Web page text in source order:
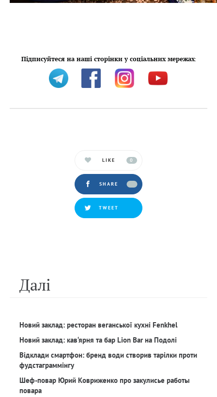
Підписуйтеся на наші сторінки у соціальних мережах:
LIKE 0
SHARE
TWEET
Далi
Новий заклад: ресторан веганської кухні Fenkhel
Новий заклад: кав‘ярня та бар Lion Bar на Подолі
Відклади смартфон: бренд води створив тарілки проти
фудстаграммінгу
Шеф-повар Юрий Ковриженко про закулисье работы
повара